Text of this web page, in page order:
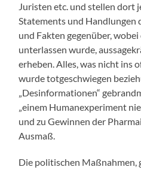
Juristen etc. und stellen dort
Statements und Handlungen
und Fakten gegenüber,
unterlassen wurde,
erheben. Alles, was nicht ins
wurde totgeschwiegen
„Desinformationen“
„einem Humanexperiment
und zu Gewinnen der
Ausmaß.
Die politischen Maßnahmen,